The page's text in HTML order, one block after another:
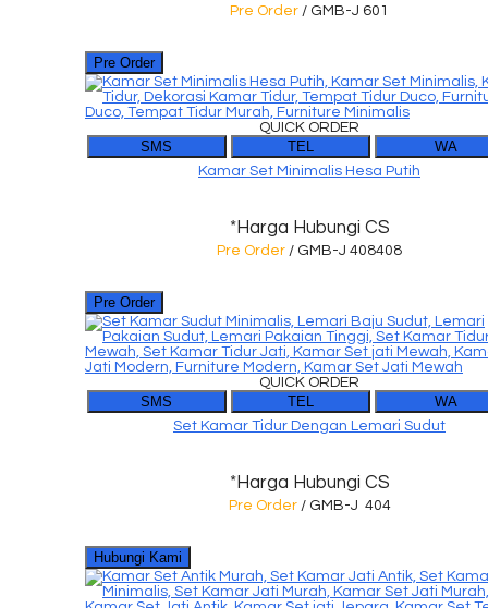
Pre Order / GMB-J 601
Pre Order
QUICK ORDER
SMS TEL WA
Kamar Set Minimalis Hesa Putih
*Harga Hubungi CS
Pre Order / GMB-J 408408
Pre Order
QUICK ORDER
SMS TEL WA
Set Kamar Tidur Dengan Lemari Sudut
*Harga Hubungi CS
Pre Order/ GMB-J 404
Hubungi Kami